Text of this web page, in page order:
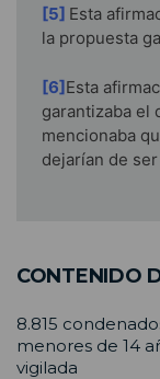
[5] Esta
la propuesta
[6]Esta
garantizaba el
mencionaba
dejarían de
CONTENIDO
8.815
menores de 14
vigilada